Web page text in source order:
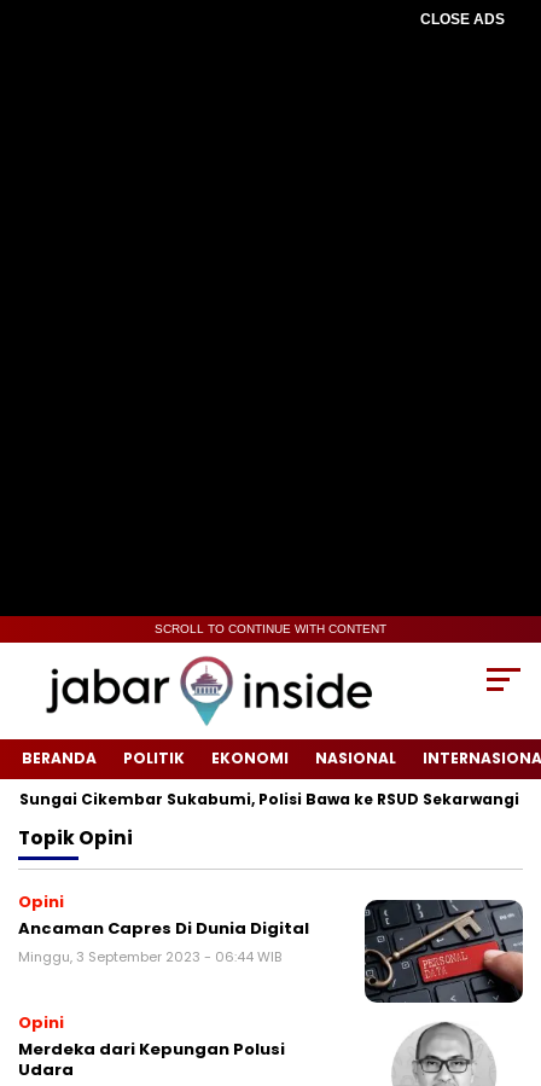
CLOSE ADS
SCROLL TO CONTINUE WITH CONTENT
BERANDA POLITIK EKONOMI NASIONAL
Cikembar Sukabumi, Polisi Bawa ke RSUD Sekarwangi‎
TopikOpini
Opini
Ancaman Capres Di Dunia Digital
Minggu, 3 September 2023 - 06:44 WIB
Opini
Merdeka dari Kepungan Polusi
Udara